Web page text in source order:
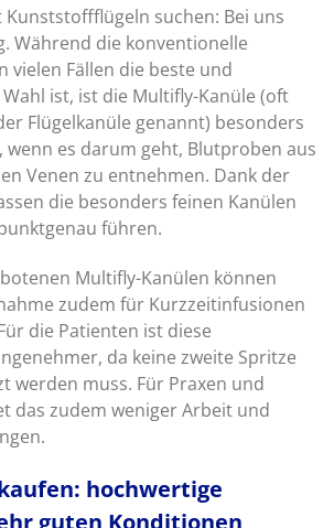
Kunststoffflügeln suchen: Bei uns
Während die konventionelle
vielen Fällen die beste und
ist, ist die Multifly-Kanüle (oft
Flügelkanüle genannt) besonders
wenn es darum geht, Blutproben aus
Venen zu entnehmen. Dank der
die besonders feinen Kanülen
führen.
Multifly-Kanülen können
zudem für Kurzzeitinfusionen
die Patienten ist diese
da keine zweite Spritze
werden muss. Für Praxen und
das zudem weniger Arbeit und
hochwertige
guten Konditionen